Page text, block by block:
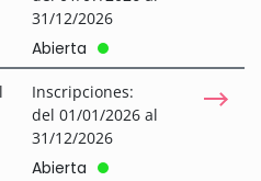
31/12/2026
Abierta
Inscripciones:
del 01/01/2026 al
31/12/2026
Abierta